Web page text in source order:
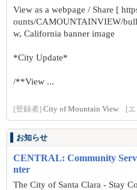
View as a webpage / Share [
ounts/CAMOUNTAINVIEW/
w, California banner image
*City Update*
/**View ...
[登録者] City of Mountain View [
お知らせ
CENTRAL: Community
nter
The City of Santa Clara - Stay